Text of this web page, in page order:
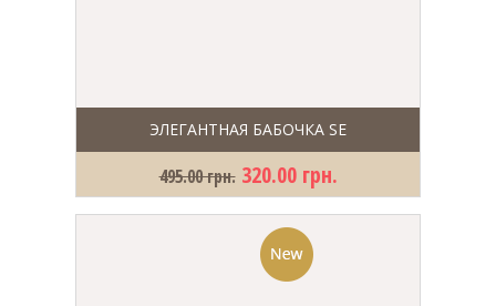
ЭЛЕГАНТНАЯ БАБОЧКА SE
495.00 грн. 320.00 грн.